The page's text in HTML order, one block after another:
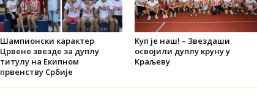
Шампионски карактер
Црвене звезде за дуплу
титулу на Екипном
првенству Србије
Куп је наш! – Звездаши
освојили дуплу круну у
Краљеву